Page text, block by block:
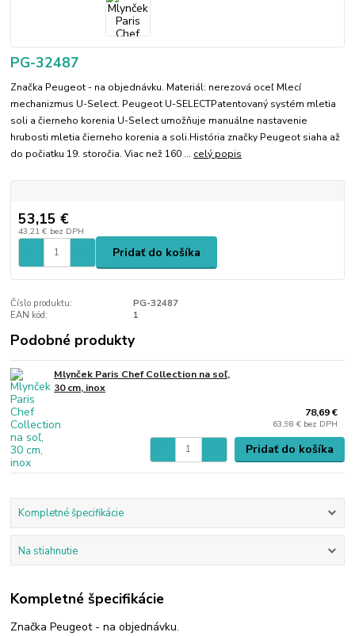
PG-32487
Značka Peugeot - na objednávku. Materiál: nerezová oceľ Mlecí
mechanizmus U-Select. Peugeot U-SELECTPatentovaný systém mletia
soli a čierneho korenia U-Select umožňuje manuálne nastavenie
hrubosti mletia čierneho korenia a soli.História značky Peugeot siaha až
do počiatku 19. storočia. Viac než 160 ... celý popis
53,15 €
43,21 € bez DPH
Pridať do košíka
Číslo produktu:
PG-32487
EAN kód:
1
Podobné produkty
Mlynček Paris Chef Collection na soľ,
30 cm, inox
78,69 €
63,98 € bez DPH
Pridať do košíka
Kompletné špecifikácie
Na stiahnutie
Kompletné špecifikácie
Značka Peugeot - na objednávku.